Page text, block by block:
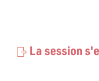
La session